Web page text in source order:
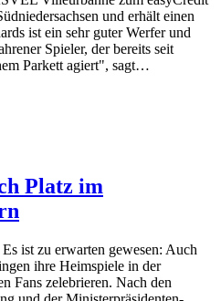
und erhält einen
ist ein sehr guter Werfer und
Spieler, der bereits seit
Parkett agiert", sagt…
Platz im
ist zu erwarten gewesen: Auch
ihre Heimspiele in der
Fans zelebrieren. Nach den